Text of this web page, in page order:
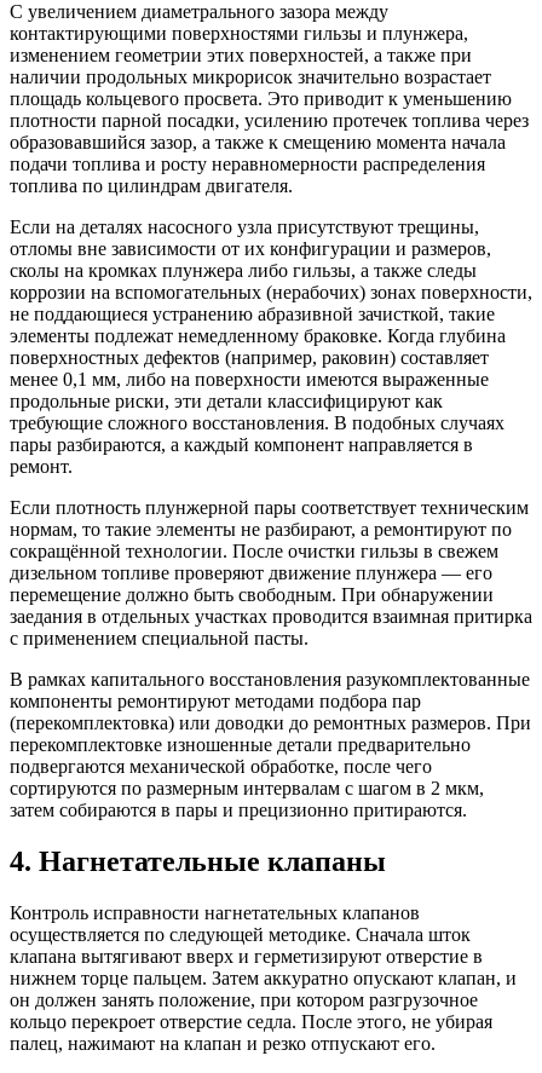
С увеличением диаметрального зазора между
контактирующими поверхностями гильзы и плунжера,
изменением геометрии этих поверхностей, а также при
наличии продольных микрориcок значительно возрастает
площадь кольцевого просвета. Это приводит к уменьшению
плотности парной посадки, усилению протечек топлива через
образовавшийся зазор, а также к смещению момента начала
подачи топлива и росту неравномерности распределения
топлива по цилиндрам двигателя.
Если на деталях насосного узла присутствуют трещины,
отломы вне зависимости от их конфигурации и размеров,
сколы на кромках плунжера либо гильзы, а также следы
коррозии на вспомогательных (нерабочих) зонах поверхности,
не поддающиеся устранению абразивной зачисткой, такие
элементы подлежат немедленному браковке. Когда глубина
поверхностных дефектов (например, раковин) составляет
менее 0,1 мм, либо на поверхности имеются выраженные
продольные риски, эти детали классифицируют как
требующие сложного восстановления. В подобных случаях
пары разбираются, а каждый компонент направляется в
ремонт.
Если плотность плунжерной пары соответствует техническим
нормам, то такие элементы не разбирают, а ремонтируют по
сокращённой технологии. После очистки гильзы в свежем
дизельном топливе проверяют движение плунжера — его
перемещение должно быть свободным. При обнаружении
заедания в отдельных участках проводится взаимная притирка
с применением специальной пасты.
В рамках капитального восстановления разукомплектованные
компоненты ремонтируют методами подбора пар
(перекомплектовка) или доводки до ремонтных размеров. При
перекомплектовке изношенные детали предварительно
подвергаются механической обработке, после чего
сортируются по размерным интервалам с шагом в 2 мкм,
затем собираются в пары и прецизионно притираются.
4. Нагнетательные клапаны
Контроль исправности нагнетательных клапанов
осуществляется по следующей методике. Сначала шток
клапана вытягивают вверх и герметизируют отверстие в
нижнем торце пальцем. Затем аккуратно опускают клапан, и
он должен занять положение, при котором разгрузочное
кольцо перекроет отверстие седла. После этого, не убирая
палец, нажимают на клапан и резко отпускают его.